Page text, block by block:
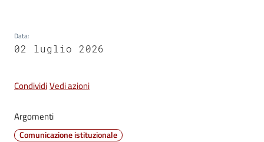
gli
argomenti...
su
Data:
02 luglio 2026
CondividiVedi azioni
Argomenti
Comunicazione istituzionale